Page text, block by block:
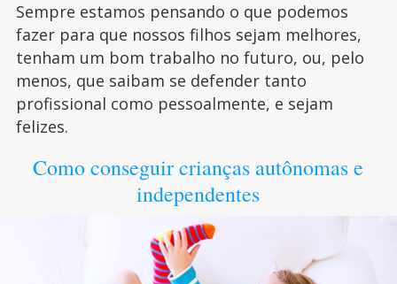
Sempre estamos pensando o que podemos
fazer para que nossos filhos sejam melhores,
tenham um bom trabalho no futuro, ou, pelo
menos, que saibam se defender tanto
profissional como pessoalmente, e sejam
felizes.
Como conseguir crianças autônomas e
independentes